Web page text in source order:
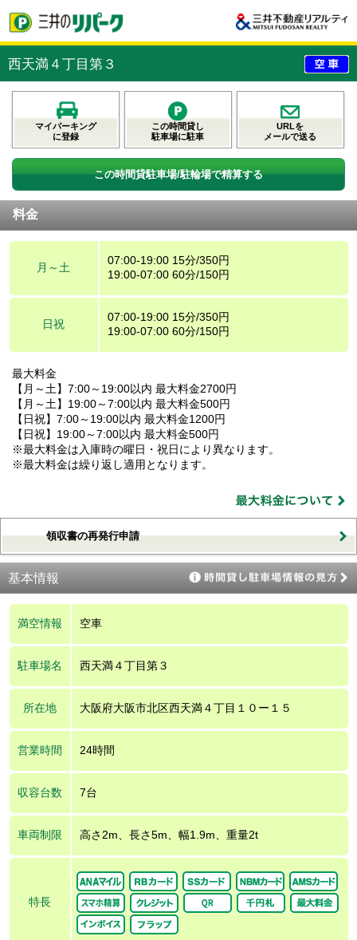
西天満４丁目第３
マイパーキング
に登録
この時間貸し
駐車場に駐車
URLを
メールで送る
この時間貸駐車場/駐輪場で精算する
料金
月～土
07:00-19:00 15分/350円
19:00-07:00 60分/150円
日祝
07:00-19:00 15分/350円
19:00-07:00 60分/150円
最大料金
【月～土】7:00～19:00以内 最大料金2700円
【月～土】19:00～7:00以内 最大料金500円
【日祝】7:00～19:00以内 最大料金1200円
【日祝】19:00～7:00以内 最大料金500円
※最大料金は入庫時の曜日・祝日により異なります。
※最大料金は繰り返し適用となります。
領収書の再発行申請
基本情報
満空情報 空車
駐車場名 西天満４丁目第３
所在地 大阪府大阪市北区西天満４丁目１０ー１５
営業時間 24時間
収容台数 7台
車両制限 高さ2m、長さ5m、幅1.9m、重量2t
特長